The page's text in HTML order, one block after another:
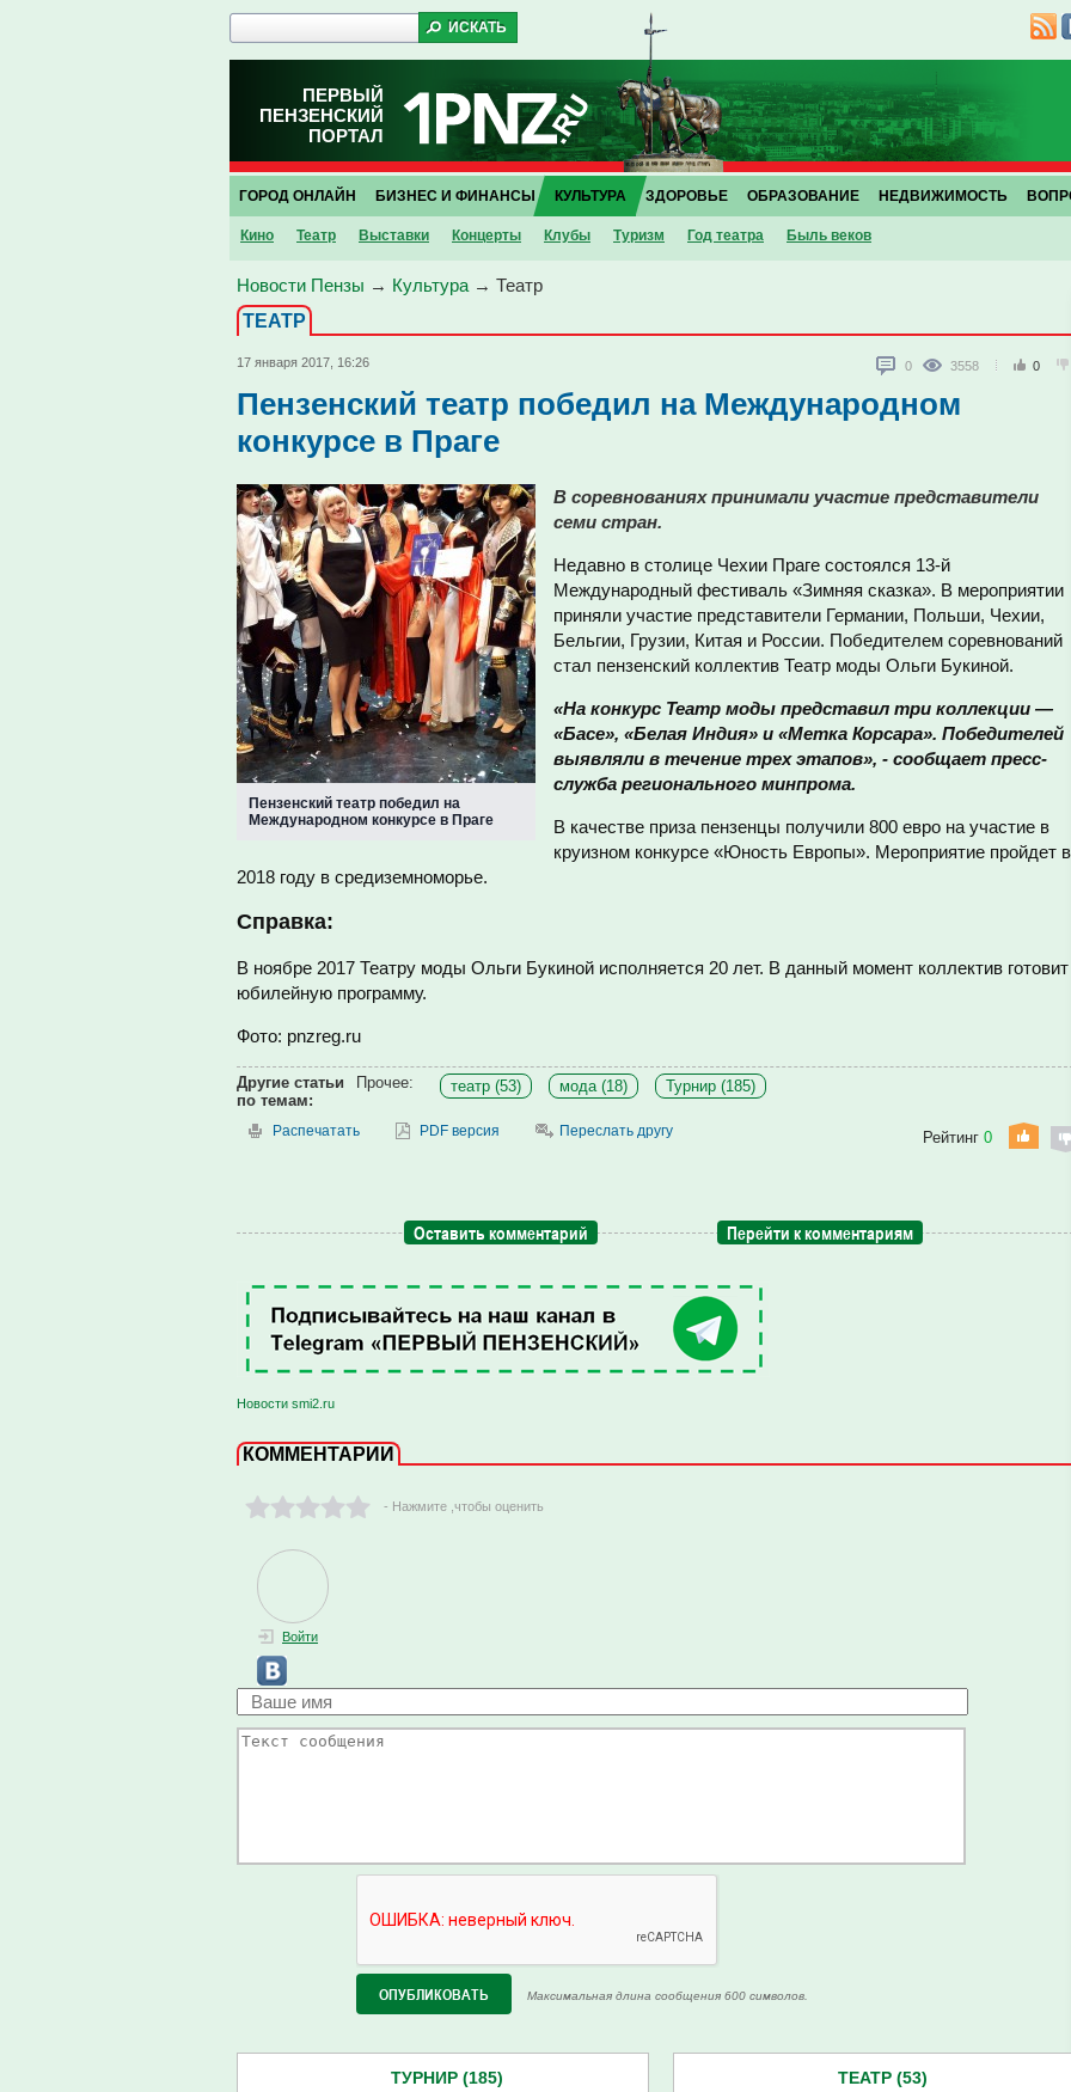
ПЕРВЫЙ
ПЕНЗЕНСКИЙ
ПОРТАЛ
ГОРОД ОНЛАЙН БИЗНЕС И ФИНАНСЫ КУЛЬТУРА
Кино Театр Выставки Концерты Клубы Туризм Год театра Быль веков
ЗДОРОВЬЕ ОБРАЗОВАНИЕ НЕДВИЖИМОСТЬ
Новости Пензы → Культура → Театр
ТЕАТР
17 января 2017, 16:26 0 3558 0
Пензенский театр победил на Международном
конкурсе в Праге
Пензенский театр победил на
Международном конкурсе в Праге
В соревнованиях принимали участие представители
семи стран.
Недавно в столице Чехии Праге состоялся 13-й
Международный фестиваль «Зимняя сказка». В мероприятии
приняли участие представители Германии, Польши, Чехии,
Бельгии, Грузии, Китая и России. Победителем соревнований
стал пензенский коллектив Театр моды Ольги Букиной.
«На конкурс Театр моды представил три коллекции —
«Басе», «Белая Индия» и «Метка Корсара». Победителей
выявляли в течение трех этапов», - сообщает пресс-
служба регионального минпрома.
В качестве приза пензенцы получили 800 евро на участие в
круизном конкурсе «Юность Европы». Мероприятие пройдет в
2018 году в средиземноморье.
Справка:
В ноябре 2017 Театру моды Ольги Букиной исполняется 20 лет. В данный момент коллектив готовит
юбилейную программу.
Фото: pnzreg.ru
Другие статьи
по темам:
Прочее: театр (53) мода (18) Турнир (185)
Распечатать PDF версия Переслать другу Рейтинг 0
Оставить комментарий Перейти к комментариям
Новости smi2.ru
КОММЕНТАРИИ
- Нажмите ,чтобы оценить
Войти
Максимальная длина сообщения 600 символов.
ТУРНИР (185) ТЕАТР (53)